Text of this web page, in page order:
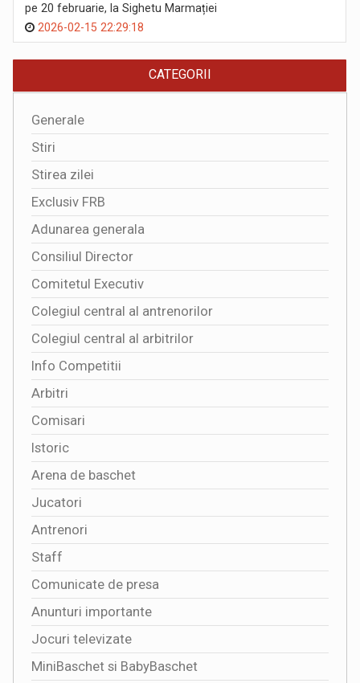
pe 20 februarie, la Sighetu Marmației
2026-02-15 22:29:18
CATEGORII
Generale
Stiri
Stirea zilei
Exclusiv FRB
Adunarea generala
Consiliul Director
Comitetul Executiv
Colegiul central al antrenorilor
Colegiul central al arbitrilor
Info Competitii
Arbitri
Comisari
Istoric
Arena de baschet
Jucatori
Antrenori
Staff
Comunicate de presa
Anunturi importante
Jocuri televizate
MiniBaschet si BabyBaschet